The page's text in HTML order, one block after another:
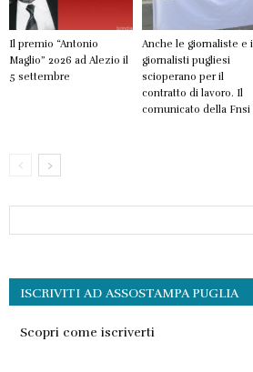
Il premio “Antonio
Maglio” 2026 ad Alezio il
5 settembre
Anche le giornaliste e i
giornalisti pugliesi
scioperano per il
contratto di lavoro. Il
comunicato della Fnsi
ISCRIVITI AD ASSOSTAMPA PUGLIA
Scopri come iscriverti